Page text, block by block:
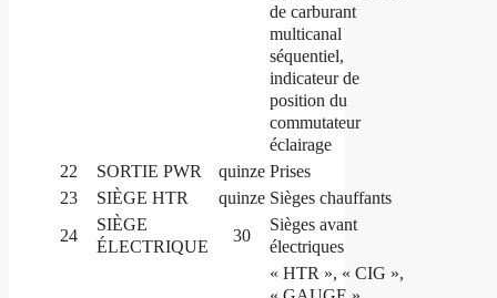
de carburant
multicanal
séquentiel,
indicateur de
position du
commutateur
éclairage
22
SORTIE PWR quinze Prises
23
SIÈGE HTR quinze Sièges chauffants
24
SIÈGE
ÉLECTRIQUE
30
Sièges avant
électriques
« HTR », « CIG »,